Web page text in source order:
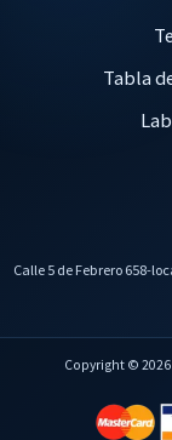
Tabla
Calle 5 de Febrero 658-
Copyright © 2026